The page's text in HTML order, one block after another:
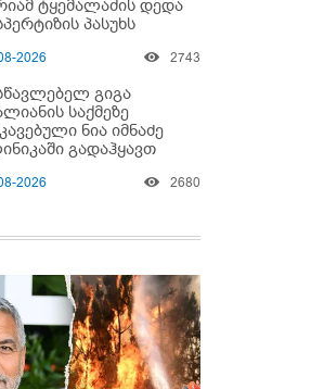
ტყემალაძის დედა
პასუხს
გარდაცვალების
2026 2743
გიგა
საქმეზე
ნია იმნაძე
გადაჰყავთ
2026 2680